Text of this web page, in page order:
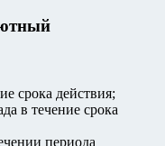
срока действия;
в течение срока
периода